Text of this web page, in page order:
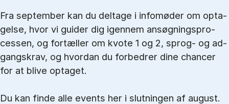
Fra september kan du del­tage i in­fo­mø­der om op­ta­
gel­se, hvor vi gu­i­der dig igen­nem an­søg­nings­pro­
ces­sen, og for­tæl­ler om kvo­te 1 og 2, sprog- og ad­
gangs­krav, og hvordan du forbedrer dine chancer
for at blive optaget.
Du kan finde alle events her i slutningen af august.